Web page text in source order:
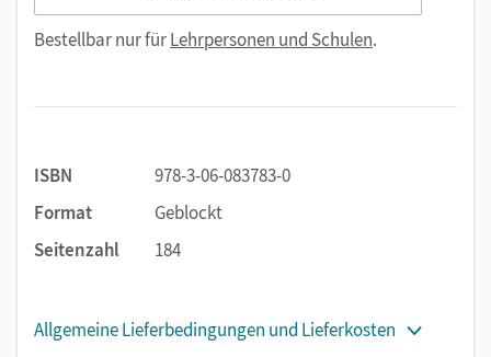
Bestellbar nur fürLehrpersonen und Schulen.
ISBN
978-3-06-083783-0
Format
Geblockt
Seitenzahl
184
Allgemeine Lieferbedingungen und Lieferkosten